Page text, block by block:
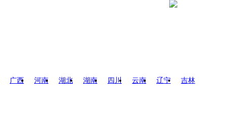
广西 河南 湖北 湖南 四川 云南 辽宁 吉林